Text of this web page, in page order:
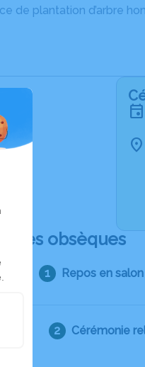
de plantation d’arbre
des obsèques
Repos en
Cérémonie